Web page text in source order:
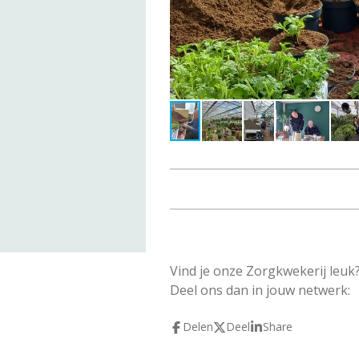
Vind je onze Zorgkwekerij
Deel ons dan in jouw netwerk:
Delen Deel Share